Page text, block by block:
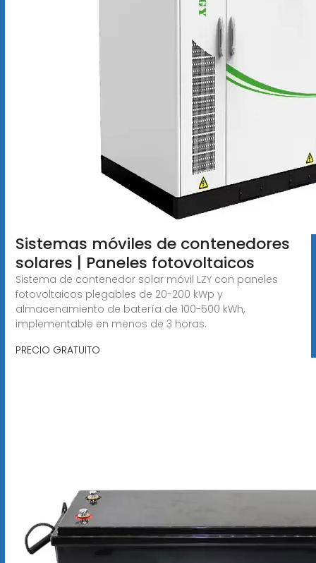
Sistemas móviles de contenedores
solares | Paneles fotovoltaicos
Sistema de contenedor solar móvil LZY con paneles
fotovoltaicos plegables de 20-200 kWp y
almacenamiento de batería de 100-500 kWh,
implementable en menos de 3 horas.
PRECIO GRATUITO